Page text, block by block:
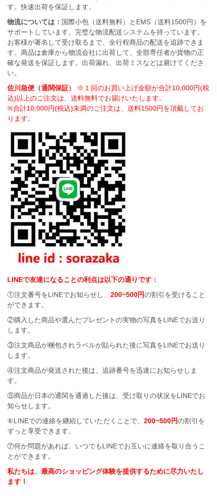
す。快速出荷を保証します。
物流については： 国際小包（送料無料）とEMS（送料1500円）を
サポートしています。完璧な物流配送システムを持っています。
お客様が署名して受け取るまで、全行程商品の配送を追跡できま
す。商品は倉庫から物流会社に出荷して、全部専任者が貨物の正
確な発送を保証します。出荷漏れ、出荷ミスなどは避けてくださ
い。
佐川急便（通関保証）
※１回のお買い上げ金額が合計10,000円(税
込)以上のご注文は、送料無料でお届けいたします。
※合計10,000円(税込)未満のご注文は、送料1500円を頂戴してお
ります。
LINEで友達になることの利点は以下の通りです：
①注文番号をLINEでお知らせし、 200~500円の割引を受けること
ができます。
②購入した商品や選んだプレゼントの実物の写真をLINEでお送り
します。
③注文商品が梱包されラベルが貼られた後に写真をLINEでお送り
します。
④注文商品が発送された後は、追跡番号を迅速にお知らせしま
す。
⑤商品が日本の通関を通過した後は、受け取りの状況をLINEでお
知らせします。
⑥LINEでの連絡を継続していただくことで、 200~500円の割引を
ずっと享受できます。
⑦何か問題があれば、いつでもLINEでお互いに連絡を取り合うこ
とができます。
私たちは、最高のショッピング体験を提供するために尽力いたし
ます！